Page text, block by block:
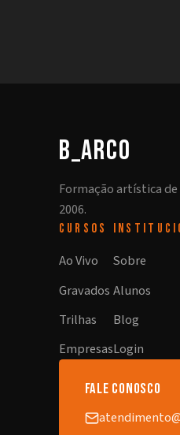
b_arco
Formação artística de
2006.
CURSOS
Ao Vivo
Gravados
Trilhas
Empresas
Sobre
Alunos
Blog
Login
fale conosco